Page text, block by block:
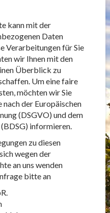
kann mit der
Daten
Verarbeitungen für Sie
wir Ihnen mit den
Überblick zu
Um eine faire
möchten wir Sie
der Europäischen
(DSGVO) und dem
informieren.
zu diesen
wegen der
an uns wenden
bitte an